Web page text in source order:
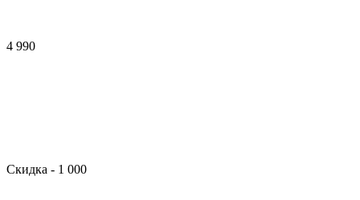
4 990
Скидка - 1 000